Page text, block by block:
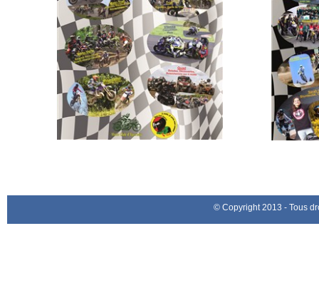
© Copyright 2013 - Tous